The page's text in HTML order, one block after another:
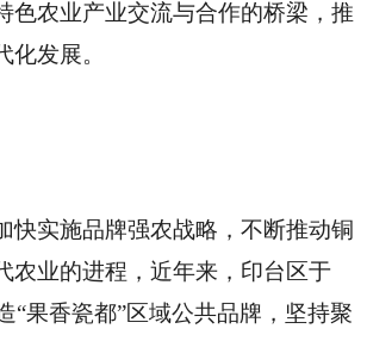
色农业产业交流与合作的桥梁， 推
化发展。
快实施品牌强农战略，不断推动铜
农业的进程，近年来，印台区于
“果香瓷都”区域公共品牌 ，坚持聚